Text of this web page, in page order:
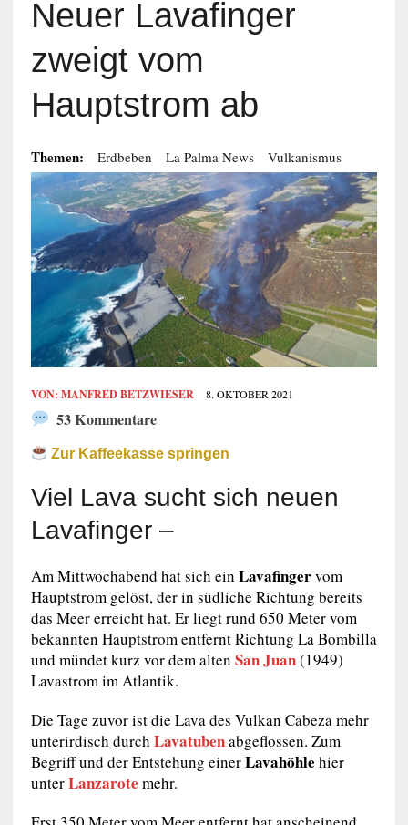
Neuer Lavafinger
zweigt vom
Hauptstrom ab
Themen: Erdbeben La Palma News Vulkanismus
VON: MANFRED BETZWIESER 8. OKTOBER 2021
53 Kommentare
Zur Kaffeekasse springen
Viel Lava sucht sich neuen
Lavafinger –
Am Mittwochabend hat sich ein Lavafingervom
Hauptstrom gelöst, der in südliche Richtung bereits
das Meer erreicht hat. Er liegt rund 650 Meter vom
bekannten Hauptstrom entfernt Richtung La Bombilla
und mündet kurz vor dem alten San Juan(1949)
Lavastrom im Atlantik.
Die Tage zuvor ist die Lava des Vulkan Cabeza mehr
unterirdisch durch Lavatubenabgeflossen. Zum
Begriff und der Entstehung einerLavahöhle hier
unterLanzarote mehr.